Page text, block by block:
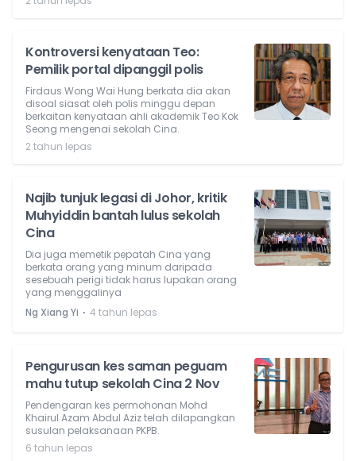
Kontroversi kenyataan Teo:
Pemilik portal dipanggil polis
Firdaus Wong Wai Hung berkata dia akan
disoal siasat oleh polis minggu depan
berkaitan kenyataan ahli akademik Teo Kok
Seong mengenai sekolah Cina.
2 tahun lepas
Najib tunjuk legasi di Johor, kritik
Muhyiddin bantah lulus sekolah
Cina
Dia juga memetik pepatah Cina yang
berkata orang yang minum daripada
sesebuah perigi tidak harus lupakan orang
yang menggalinya
Ng Xiang Yi ⋅ 4 tahun lepas
Pengurusan kes saman peguam
mahu tutup sekolah Cina 2 Nov
Pendengaran kes permohonan Mohd
Khairul Azam Abdul Aziz telah dilapangkan
susulan pelaksanaan PKPB.
6 tahun lepas